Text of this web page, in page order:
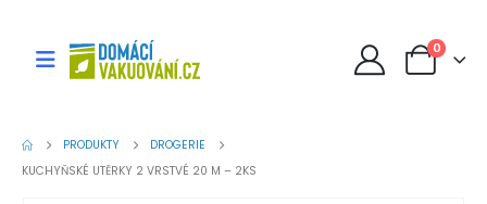
0
PRODUKTY
DROGERIE
KUCHYŇSKÉ UTĚRKY 2 VRSTVÉ 20 M – 2KS